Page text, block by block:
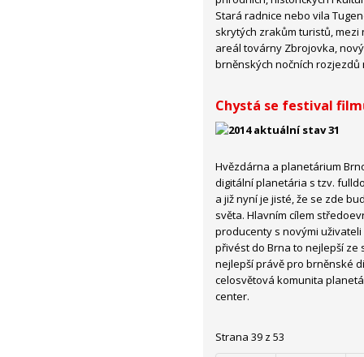
Stará radnice nebo vila
skrytých zrakům turistů,
areál továrny Zbrojovka,
brněnských nočních rozjezdů
Chystá se festival
Hvězdárna a planetárium
digitální planetária s tzv.
a již nyní je jisté, že se zde
světa. Hlavním cílem
producenty s novými
přivést do Brna to nejlepší ze
nejlepší právě pro brněnské
celosvětová komunita
center.
Strana 39 z 53